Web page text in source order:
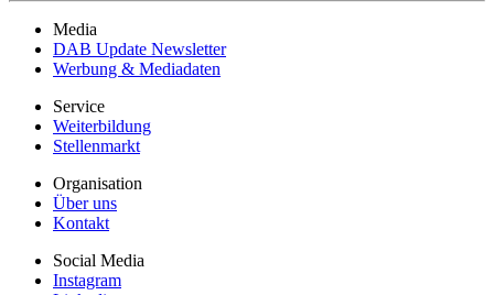
Media
DAB Update Newsletter
Werbung & Mediadaten
Service
Weiterbildung
Stellenmarkt
Organisation
Über uns
Kontakt
Social Media
Instagram